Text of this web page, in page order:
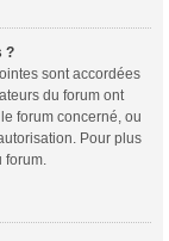
?
sont accordées
du forum ont
forum concerné, ou
Pour plus